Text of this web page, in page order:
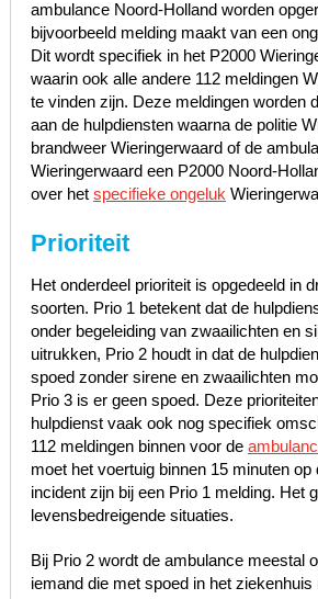
ambulance Noord-Holland worden
bijvoorbeeld melding maakt van een
Dit wordt specifiek in het P2000
waarin ook alle andere 112 meldingen
te vinden zijn. Deze meldingen worden
aan de hulpdiensten waarna de politie
brandweer Wieringerwaard of de
Wieringerwaard een P2000 Noord-
over het specifieke ongeluk
Prioriteit
Het onderdeel prioriteit is opgedeeld in
soorten. Prio 1 betekent dat de
onder begeleiding van zwaailichten en
uitrukken, Prio 2 houdt in dat de
spoed zonder sirene en zwaailichten
Prio 3 is er geen spoed. Deze
hulpdienst vaak ook nog specifiek
112 meldingen binnen voor de
moet het voertuig binnen 15 minuten op
incident zijn bij een Prio 1 melding. Het
levensbedreigende situaties.
Bij Prio 2 wordt de ambulance meestal
iemand die met spoed in het